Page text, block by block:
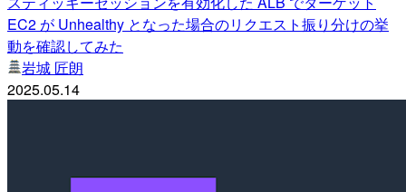
EC2 が Unhealthy となった場合のリクエスト振り分けの挙
動を確認してみた
岩城 匠朗
2025.05.14